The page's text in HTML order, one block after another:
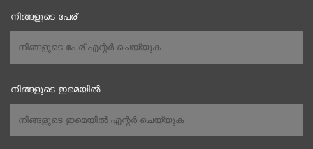
നിങ്ങളുടെ പേര്
നിങ്ങളുടെ ഇമെയിൽ